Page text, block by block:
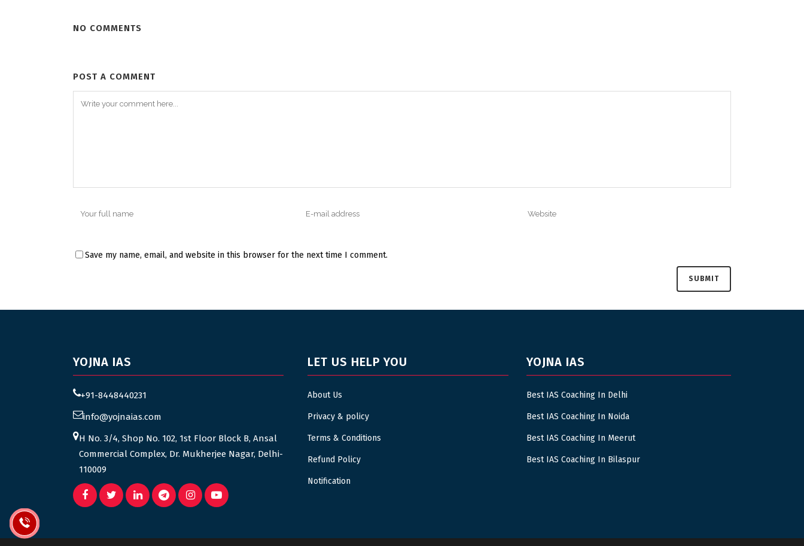
NO COMMENTS
POST A COMMENT
Save my name, email, and website in this browser for the next time I comment.
YOJNA IAS
+91-8448440231
info@yojnaias.com
H No. 3/4, Shop No. 102, 1st Floor Block B, Ansal
Commercial Complex, Dr. Mukherjee Nagar, Delhi-
110009
LET US HELP YOU
About Us
Privacy & policy
Terms & Conditions
Refund Policy
Notification
YOJNA IAS
Best IAS Coaching In Delhi
Best IAS Coaching In Noida
Best IAS Coaching In Meerut
Best IAS Coaching In Bilaspur